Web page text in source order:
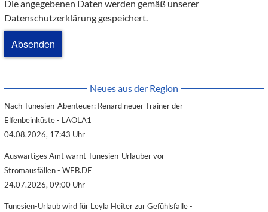
Die angegebenen Daten werden gemäß unserer
Datenschutzerklärung gespeichert.
Neues aus der Region
Nach Tunesien-Abenteuer: Renard neuer Trainer der
Elfenbeinküste - LAOLA1
04.08.2026, 17:43 Uhr
Auswärtiges Amt warnt Tunesien-Urlauber vor
Stromausfällen - WEB.DE
24.07.2026, 09:00 Uhr
Tunesien-Urlaub wird für Leyla Heiter zur Gefühlsfalle -